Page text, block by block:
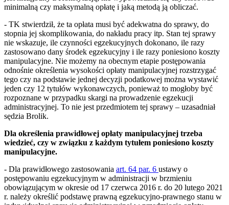
minimalną czy maksymalną opłatę i jaką metodą ją obliczać.
- TK stwierdził, że ta opłata musi być adekwatna do sprawy, do
stopnia jej skomplikowania, do nakładu pracy itp. Stan tej sprawy
nie wskazuje, ile czynności egzekucyjnych dokonano, ile razy
zastosowano dany środek egzekucyjny i ile razy poniesiono koszty
manipulacyjne. Nie możemy na obecnym etapie postępowania
odnośnie określenia wysokości opłaty manipulacyjnej rozstrzygać
tego czy na podstawie jednej decyzji podatkowej można wystawić
jeden czy 12 tytułów wykonawczych, ponieważ to mogłoby być
rozpoznane w przypadku skargi na prowadzenie egzekucji
administracyjnej. To nie jest przedmiotem tej sprawy – uzasadniał
sędzia Brolik.
Dla określenia prawidłowej opłaty manipulacyjnej trzeba
wiedzieć, czy w związku z każdym tytułem poniesiono koszty
manipulacyjne.
- Dla prawidłowego zastosowania art. 64 par. 6 ustawy o
postępowaniu egzekucyjnym w administracji w brzmieniu
obowiązującym w okresie od 17 czerwca 2016 r. do 20 lutego 2021
r. należy określić podstawę prawną egzekucyjno-prawnego stanu w